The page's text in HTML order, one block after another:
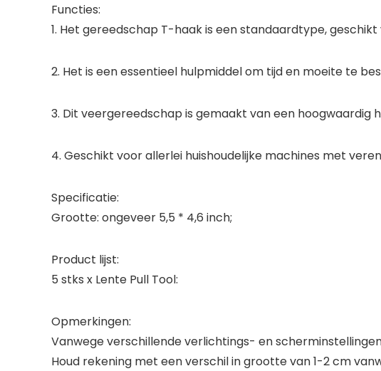
Functies:
1. Het gereedschap T-haak is een standaardtype,
2. Het is een essentieel hulpmiddel om tijd en moeite te
3. Dit veergereedschap is gemaakt van een hoogwaardig
4. Geschikt voor allerlei huishoudelijke machines met
Specificatie:
Grootte: ongeveer 5,5 * 4,6 inch;
Product lijst:
5 stks x Lente Pull Tool:
Opmerkingen:
Vanwege verschillende verlichtings- en
Houd rekening met een verschil in grootte van 1-2 cm